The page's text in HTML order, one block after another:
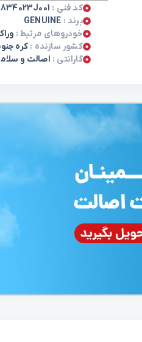
کد فنی : 834023J001
برند : GENUINE
خودروهای مرتبط :
کشور سازنده :کره
گارانتی : اصالت و